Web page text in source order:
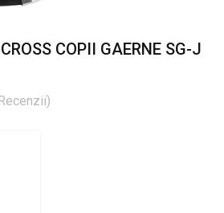
COPII GAERNE SG-J
Recenzii)